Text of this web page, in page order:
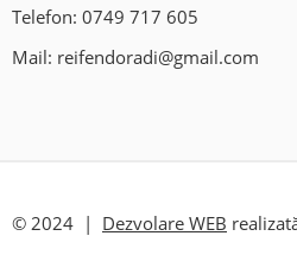
Telefon: 0749 717 605
Mail: reifendoradi@gmail.com
© 2024 | Dezvolare WEB